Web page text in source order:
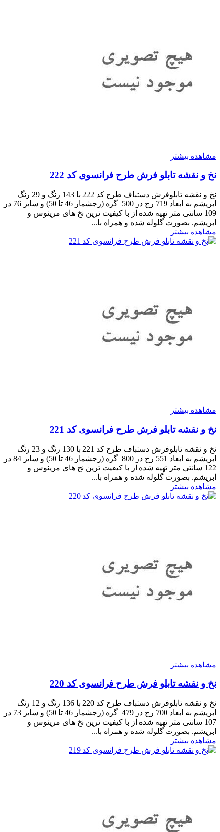
مشاهده بیشتر
نخ و نقشه تابلو فرش طرح فرانسوی کد 222
نخ و نقشه تابلوفرش دستباف طرح کد 222 با 143 رنگ و 29 رنگ
ابریشم به ابعاد 719 رج در 500 گره (رجشمار 46 تا 50) و سایز 76 در
109 سانتی متر تهیه شده از با کیفیت ترین نخ های مرینوس و
ابریشم. بصورت گلوله شده و همراه با...
مشاهده بیشتر
مشاهده بیشتر
نخ و نقشه تابلو فرش طرح فرانسوی کد 221
نخ و نقشه تابلوفرش دستباف طرح کد 221 با 130 رنگ و 23 رنگ
ابریشم به ابعاد 551 رج در 800 گره (رجشمار 46 تا 50) و سایز 84 در
122 سانتی متر تهیه شده از با کیفیت ترین نخ های مرینوس و
ابریشم. بصورت گلوله شده و همراه با...
مشاهده بیشتر
مشاهده بیشتر
نخ و نقشه تابلو فرش طرح فرانسوی کد 220
نخ و نقشه تابلوفرش دستباف طرح کد 220 با 136 رنگ و 12 رنگ
ابریشم به ابعاد 700 رج در 479 گره (رجشمار 46 تا 50) و سایز 73 در
107 سانتی متر تهیه شده از با کیفیت ترین نخ های مرینوس و
ابریشم. بصورت گلوله شده و همراه با...
مشاهده بیشتر